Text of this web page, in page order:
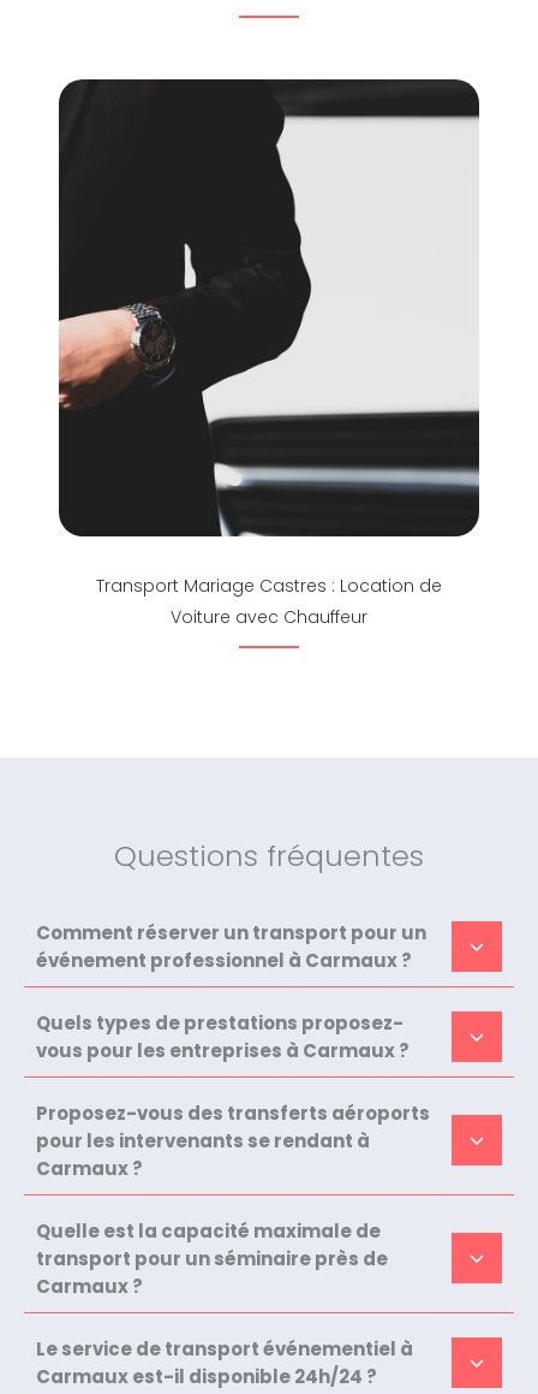
Transport Mariage Castres : Location de
Voiture avec Chauffeur
Questions fréquentes
Comment réserver un transport pour un
événement professionnel à Carmaux ?
Quels types de prestations proposez-
vous pour les entreprises à Carmaux ?
Proposez-vous des transferts aéroports
pour les intervenants se rendant à
Carmaux ?
Quelle est la capacité maximale de
transport pour un séminaire près de
Carmaux ?
Le service de transport événementiel à
Carmaux est-il disponible 24h/24 ?